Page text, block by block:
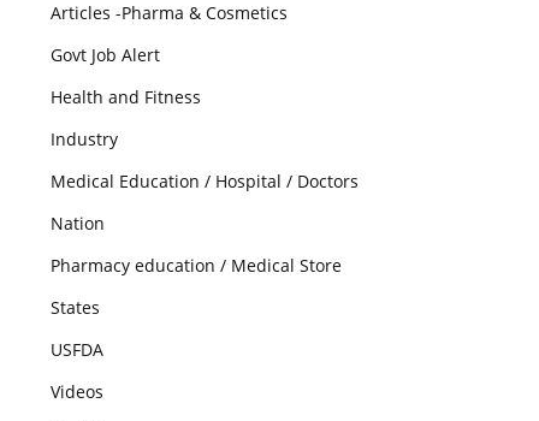
Articles -Pharma & Cosmetics
Govt Job Alert
Health and Fitness
Industry
Medical Education / Hospital / Doctors
Nation
Pharmacy education / Medical Store
States
USFDA
Videos